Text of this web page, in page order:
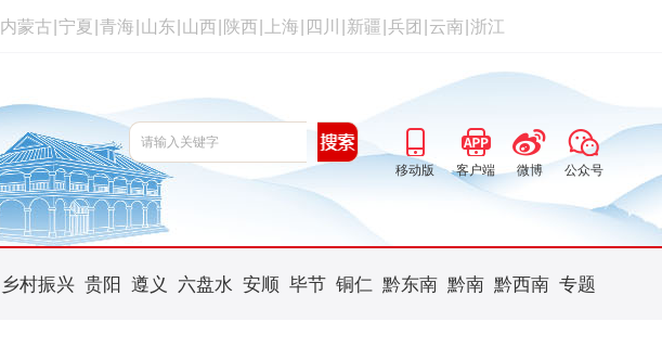
内蒙古 宁夏 青海 山东 山西 陕西 上海 四川 新疆 兵团 云南 浙江
移动版 客户端 微博 公众号
乡村振兴 贵阳 遵义 六盘水 安顺 毕节 铜仁 黔东南 黔南 黔西南 专题